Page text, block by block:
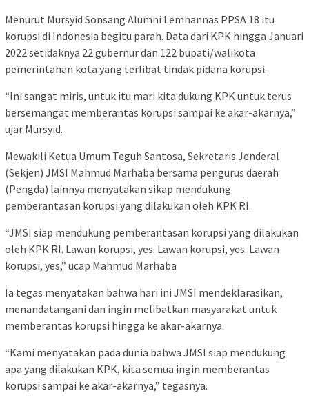
Menurut Mursyid Sonsang Alumni Lemhannas PPSA 18 itu
korupsi di Indonesia begitu parah. Data dari KPK hingga Januari
2022 setidaknya 22 gubernur dan 122 bupati/walikota
pemerintahan kota yang terlibat tindak pidana korupsi.
“Ini sangat miris, untuk itu mari kita dukung KPK untuk terus
bersemangat memberantas korupsi sampai ke akar-akarnya,”
ujar Mursyid.
Mewakili Ketua Umum Teguh Santosa, Sekretaris Jenderal
(Sekjen) JMSI Mahmud Marhaba bersama pengurus daerah
(Pengda) lainnya menyatakan sikap mendukung
pemberantasan korupsi yang dilakukan oleh KPK RI.
“JMSI siap mendukung pemberantasan korupsi yang dilakukan
oleh KPK RI. Lawan korupsi, yes. Lawan korupsi, yes. Lawan
korupsi, yes,” ucap Mahmud Marhaba
Ia tegas menyatakan bahwa hari ini JMSI mendeklarasikan,
menandatangani dan ingin melibatkan masyarakat untuk
memberantas korupsi hingga ke akar-akarnya.
“Kami menyatakan pada dunia bahwa JMSI siap mendukung
apa yang dilakukan KPK, kita semua ingin memberantas
korupsi sampai ke akar-akarnya,” tegasnya.